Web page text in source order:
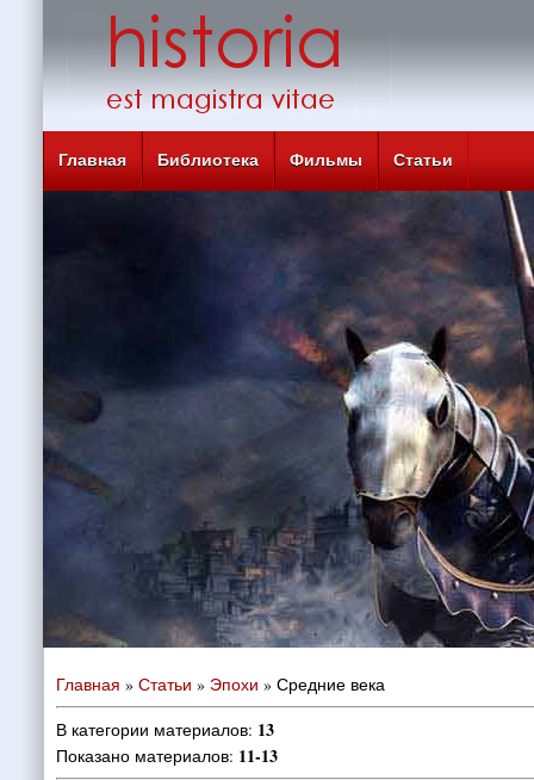
Главная Библиотека Фильмы Статьи
Главная » Статьи » Эпохи » Средние века
В категории материалов: 13
Показано материалов: 11-13